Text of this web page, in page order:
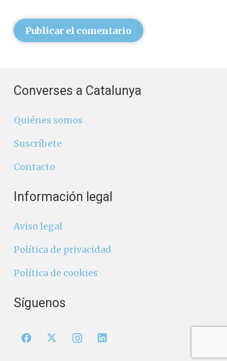
Publicar el comentario
Converses a Catalunya
Quiénes somos
Suscríbete
Contacto
Información legal
Aviso legal
Política de privacidad
Política de cookies
Síguenos